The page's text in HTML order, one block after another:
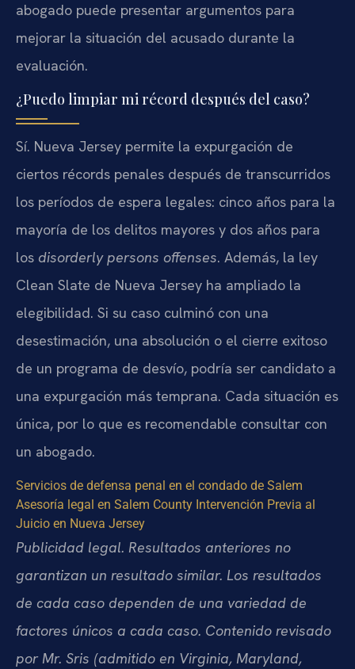
abogado puede presentar argumentos para
mejorar la situación del acusado durante la
evaluación.
¿Puedo limpiar mi récord después del caso?
Sí. Nueva Jersey permite la expurgación de
ciertos récords penales después de transcurridos
los períodos de espera legales: cinco años para la
mayoría de los delitos mayores y dos años para
los disorderly persons offenses. Además, la ley
Clean Slate de Nueva Jersey ha ampliado la
elegibilidad. Si su caso culminó con una
desestimación, una absolución o el cierre exitoso
de un programa de desvío, podría ser candidato a
una expurgación más temprana. Cada situación es
única, por lo que es recomendable consultar con
un abogado.
Servicios de defensa penal en el condado de Salem
Asesoría legal en Salem County Intervención Previa al
Juicio en Nueva Jersey
Publicidad legal. Resultados anteriores no
garantizan un resultado similar. Los resultados
de cada caso dependen de una variedad de
factores únicos a cada caso. Contenido revisado
por Mr. Sris (admitido en Virginia, Maryland,